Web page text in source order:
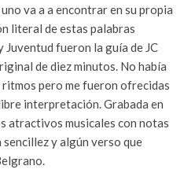
va a a encontrar en su propia
literal de estas palabras
fueron la guía de JC
de diez minutos. No había
pero me fueron ofrecidas
interpretación. Grabada en
atractivos musicales con notas
y algún verso que